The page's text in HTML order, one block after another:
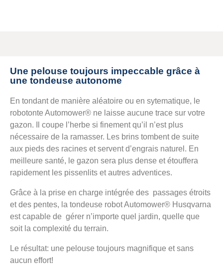
Une pelouse toujours impeccable grâce à
une tondeuse autonome
En tondant de manière aléatoire ou en sytematique, le
robotonte Automower® ne laisse aucune trace sur votre
gazon. Il coupe l’herbe si finement qu’il n’est plus
nécessaire de la ramasser. Les brins tombent de suite
aux pieds des racines et servent d’engrais naturel. En
meilleure santé, le gazon sera plus dense et étouffera
rapidement les pissenlits et autres adventices.
Grâce à la prise en charge intégrée des passages étroits
et des pentes, la tondeuse robot Automower® Husqvarna
est capable de gérer n’importe quel jardin, quelle que
soit la complexité du terrain.
Le résultat: une pelouse toujours magnifique et sans
aucun effort!